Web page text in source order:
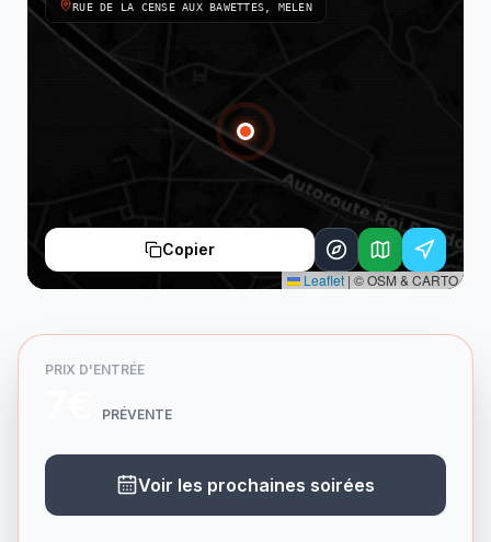
Leaflet | © OSM & CARTO
RUE DE LA CENSE AUX BAWETTES, MELEN
Copier
PRIX D'ENTRÉE
PRÉVENTE
Voir les prochaines soirées